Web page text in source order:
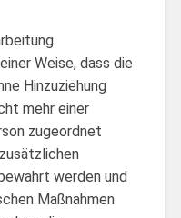
Weise, dass die
Hinzuziehung
mehr einer
zugeordnet
werden und
Maßnahmen